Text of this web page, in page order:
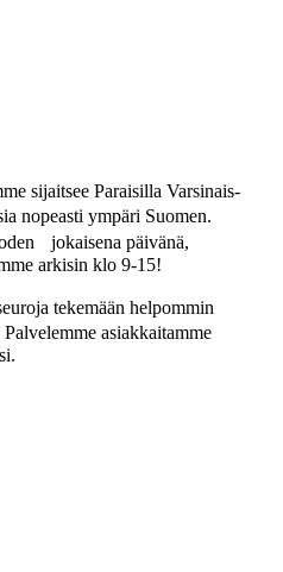
sijaitsee Paraisilla Varsinais-
nopeasti ympäri Suomen.
jokaisena päivänä,
arkisin klo 9-15!
tekemään helpommin
asiakkaitamme